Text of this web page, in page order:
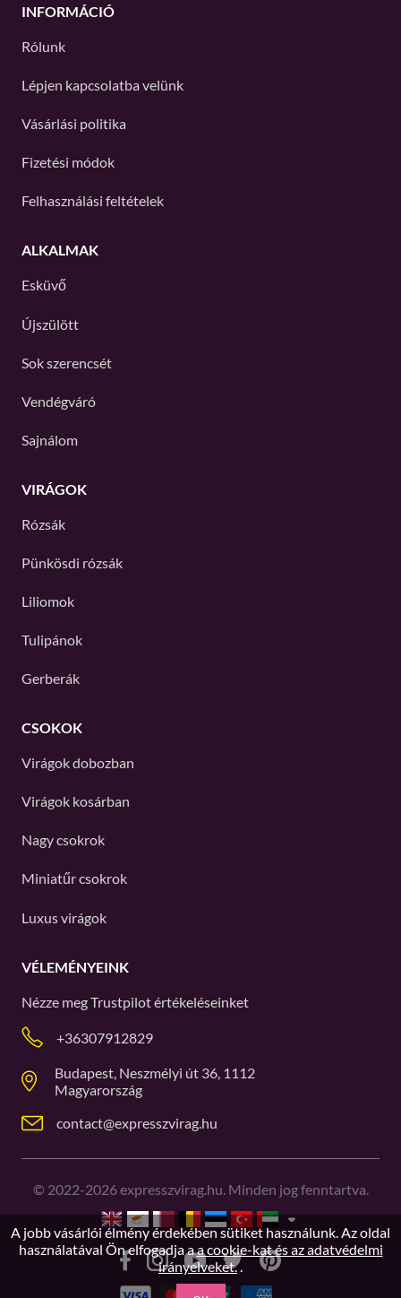
INFORMÁCIÓ
Rólunk
Lépjen kapcsolatba velünk
Vásárlási politika
Fizetési módok
Felhasználási feltételek
ALKALMAK
Esküvő
Újszülött
Sok szerencsét
Vendégváró
Sajnálom
VIRÁGOK
Rózsák
Pünkösdi rózsák
Liliomok
Tulipánok
Gerberák
CSOKOK
Virágok dobozban
Virágok kosárban
Nagy csokrok
Miniatűr csokrok
Luxus virágok
VÉLEMÉNYEINK
Nézze megTrustpilotértékeléseinket
+36307912829
Budapest, Neszmélyi út 36, 1112
Magyarország
contact@expresszvirag.hu
© 2022-2026expresszvirag.hu. Minden jog fenntartva.
A jobb vásárlói élmény érdekében sütiket használunk. Az oldal
használatával Ön elfogadja aa cookie-kat és az adatvédelmi
irányelveket..